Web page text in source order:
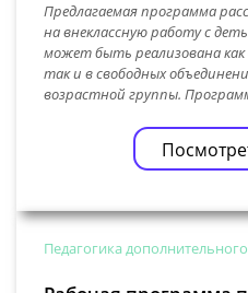
Предлагаемая программа
на внеклассную работу с
может быть реализована как
так и в свободных
возрастной группы.
Педагогика